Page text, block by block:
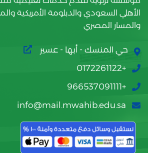
الأهلي السعودي والدبلومة الأمريكية
والمسار المصري
حي المنسك - أبها - عسير
+0172261122
+966537091111
info@mail.mwahib.edu.sa